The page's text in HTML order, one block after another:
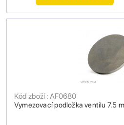
Vymezovací podložka ventilu 7.5
Kód zboží : AF0680